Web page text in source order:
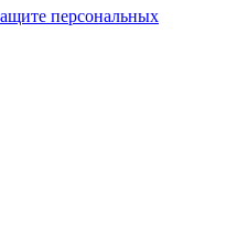
персональных